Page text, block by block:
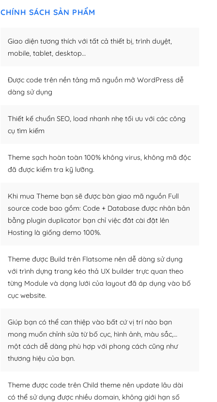
CHÍNH SÁCH SẢN PHẨM
Giao diện tương thích với tất cả thiết bị, trình duyệt,
mobile, tablet, desktop…
Được code trên nền tảng mã nguồn mở WordPress dễ
dàng sử dụng
Thiết kế chuẩn SEO, load nhanh nhẹ tối ưu với các công
cụ tìm kiếm
Theme sạch hoàn toàn 100% không virus, không mã độc
đã được kiểm tra kỹ lưỡng.
Khi mua Theme bạn sẽ được bàn giao mã nguồn Full
source code bao gồm: Code + Database được nhân bản
bằng plugin duplicator bạn chỉ việc đăt cài đặt lên
Hosting là giống demo 100%.
Theme được Build trên Flatsome nên dễ dàng sử dụng
với trình dựng trang kéo thả UX builder trực quan theo
từng Module và dạng lưới của layout đã áp dụng vào bố
cục website.
Giúp bạn có thể can thiệp vào bất cứ vị trí nào bạn
mong muốn chỉnh sửa từ bố cục, hình ảnh, màu sắc,…
một cách dễ dàng phù hợp với phong cách cũng như
thương hiệu của bạn.
Theme được code trên Child theme nên update lâu dài
có thể sử dụng được nhiều domain, không giới hạn số